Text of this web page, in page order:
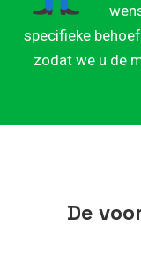
specifieke
zodat we u de
De